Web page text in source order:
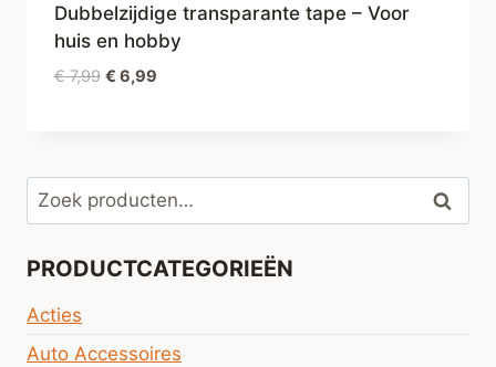
Dubbelzijdige transparante tape – Voor
huis en hobby
€7,99 Oorspronkelijke
€ 6,99Huidige
Zoeken
naar:
Zoeken
PRODUCTCATEGORIEËN
Acties
Auto Accessoires